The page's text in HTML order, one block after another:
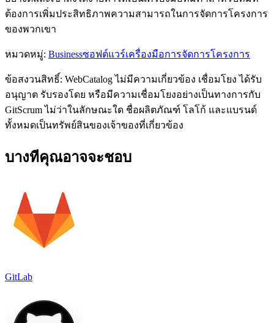
ต้องการเพิ่มประสิทธิภาพความสามารถในการจัดการโครงการ
ของพวกเขา
หมวดหมู่: Businessซอฟต์แวร์เครื่องมือการจัดการโครงการ
ข้อสงวนสิทธิ์: WebCatalog ไม่มีความเกี่ยวข้อง เชื่อมโยง ได้รับ
อนุญาต รับรองโดย หรือมีความเชื่อมโยงอย่างเป็นทางการกับ
GitScrum ไม่ว่าในลักษณะใด ชื่อผลิตภัณฑ์ โลโก้ และแบรนด์
ทั้งหมดเป็นทรัพย์สินของเจ้าของที่เกี่ยวข้อง
บางทีคุณอาจจะชอบ
GitLab